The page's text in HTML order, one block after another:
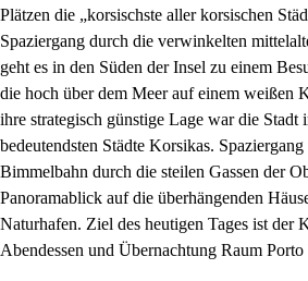
Plätzen die „korsischste aller korsischen
Spaziergang durch die verwinkelten
geht es in den Süden der Insel zu einem
die hoch über dem Meer auf einem weißen
ihre strategisch günstige Lage war die Stadt
bedeutendsten Städte Korsikas.
Bimmelbahn durch die steilen Gassen der
Panoramablick auf die überhängenden
Naturhafen. Ziel des heutigen Tages ist der
Abendessen und Übernachtung Raum Porto